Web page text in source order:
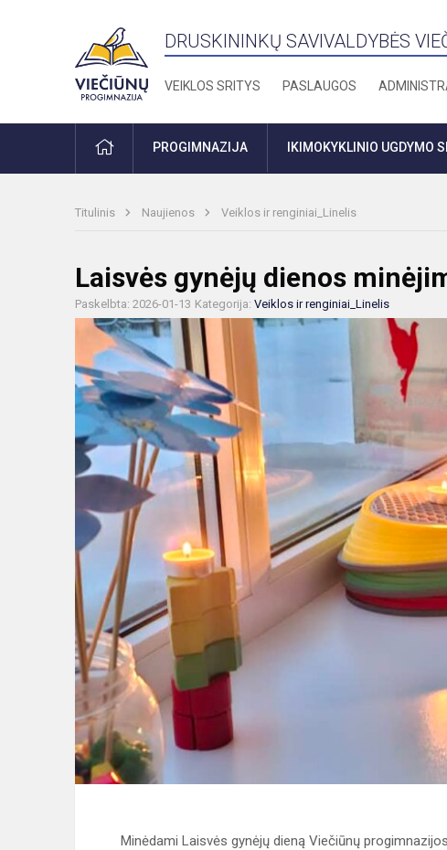
DRUSKININKŲ SAVIVALDYBĖS
VEIKLOS SRITYS PASLAUGOS
PRADŽIAPROGIMNAZIJA IKIMOKYKLINIO UGDYMO
Titulinis Naujienos Veiklos ir renginiai_Linelis
Laisvės gynėjų dienos
Paskelbta: 2026-01-13 Kategorija: Veiklos ir renginiai_Linelis
Minėdami Laisvės gynėjų dieną Viečiūnų